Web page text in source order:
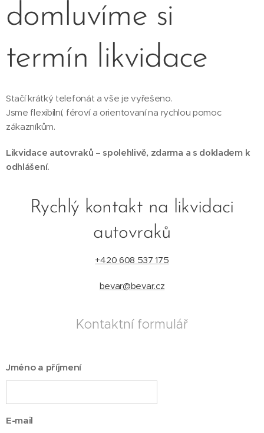
domluvíme si
termín likvidace
Stačí krátký telefonát a vše je vyřešeno.
Jsme flexibilní, féroví a orientovaní na rychlou pomoc
zákazníkům.
Likvidace autovraků – spolehlivě, zdarma a s dokladem k
odhlášení.
Rychlý kontakt na likvidaci
autovraků
+420 608 537 175
bevar@bevar.cz
Kontaktní formulář
Jméno a příjmení
E-mail